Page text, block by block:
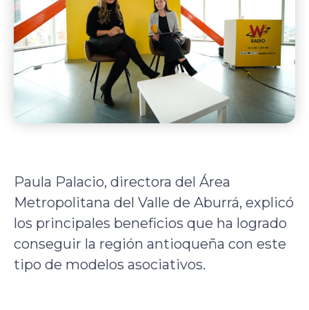
Paula Palacio, directora del Área
Metropolitana del Valle de Aburrá, explicó
los principales beneficios que ha logrado
conseguir la región antioqueña con este
tipo de modelos asociativos.